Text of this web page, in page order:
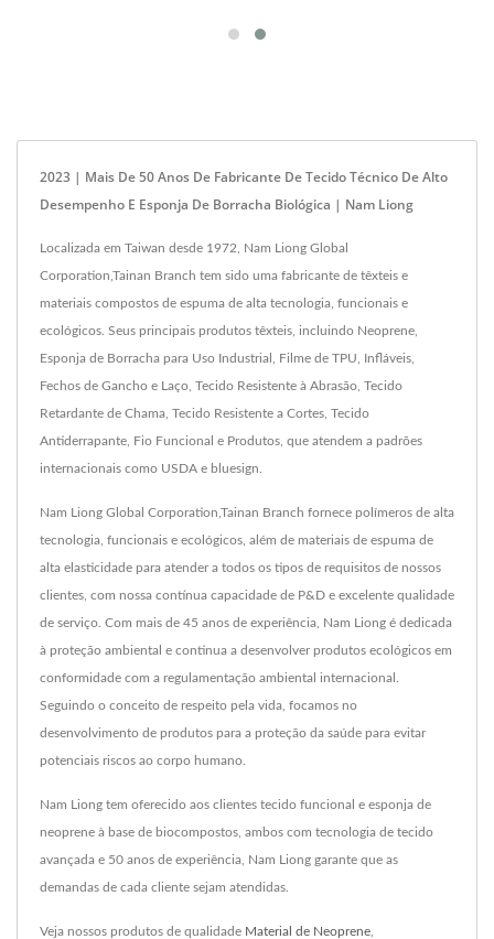
2023 | Mais De 50 Anos De Fabricante De Tecido Técnico De Alto
Desempenho E Esponja De Borracha Biológica | Nam Liong
Localizada em Taiwan desde 1972, Nam Liong Global
Corporation,Tainan Branch tem sido uma fabricante de têxteis e
materiais compostos de espuma de alta tecnologia, funcionais e
ecológicos. Seus principais produtos têxteis, incluindo Neoprene,
Esponja de Borracha para Uso Industrial, Filme de TPU, Infláveis,
Fechos de Gancho e Laço, Tecido Resistente à Abrasão, Tecido
Retardante de Chama, Tecido Resistente a Cortes, Tecido
Antiderrapante, Fio Funcional e Produtos, que atendem a padrões
internacionais como USDA e bluesign.
Nam Liong Global Corporation,Tainan Branch fornece polímeros de alta
tecnologia, funcionais e ecológicos, além de materiais de espuma de
alta elasticidade para atender a todos os tipos de requisitos de nossos
clientes, com nossa contínua capacidade de P&D e excelente qualidade
de serviço. Com mais de 45 anos de experiência, Nam Liong é dedicada
à proteção ambiental e continua a desenvolver produtos ecológicos em
conformidade com a regulamentação ambiental internacional.
Seguindo o conceito de respeito pela vida, focamos no
desenvolvimento de produtos para a proteção da saúde para evitar
potenciais riscos ao corpo humano.
Nam Liong tem oferecido aos clientes tecido funcional e esponja de
neoprene à base de biocompostos, ambos com tecnologia de tecido
avançada e 50 anos de experiência, Nam Liong garante que as
demandas de cada cliente sejam atendidas.
Veja nossos produtos de qualidade Material de Neoprene